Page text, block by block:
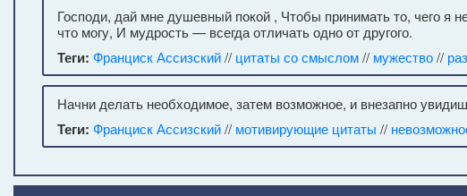
Господи, дай мне душевный покой , Чтобы принимать то, чего я
что могу, И мудрость — всегда отличать одно от другого.
Теги: Франциск Ассизский// цитаты со смыслом// мужество//
Начни делать необходимое, затем возможное, и внезапно
Теги: Франциск Ассизский// мотивирующие цитаты //